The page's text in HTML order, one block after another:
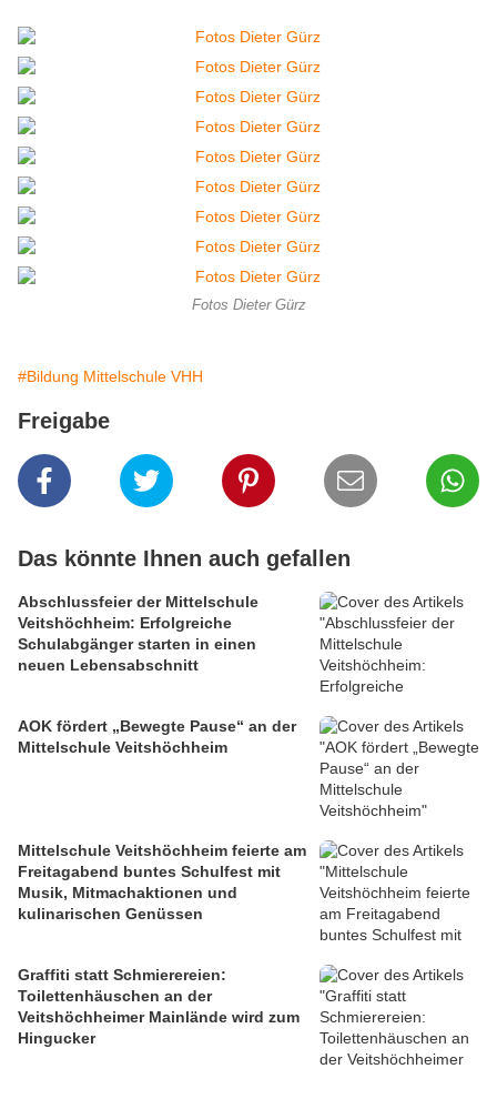
Fotos Dieter Gürz
#Bildung Mittelschule VHH
Freigabe
Das könnte Ihnen auch gefallen
Abschlussfeier der Mittelschule
Veitshöchheim: Erfolgreiche
Schulabgänger starten in einen
neuen Lebensabschnitt
AOK fördert „Bewegte Pause“ an der
Mittelschule Veitshöchheim
Mittelschule Veitshöchheim feierte am
Freitagabend buntes Schulfest mit
Musik, Mitmachaktionen und
kulinarischen Genüssen
Graffiti statt Schmierereien:
Toilettenhäuschen an der
Veitshöchheimer Mainlände wird zum
Hingucker